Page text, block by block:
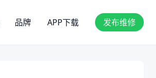
品牌 APP下载 发布维修